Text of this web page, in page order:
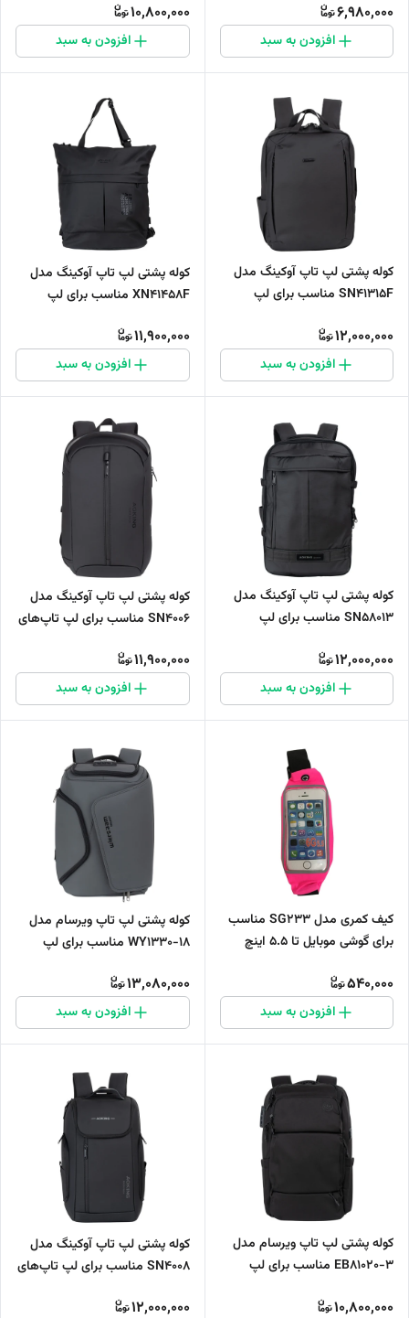
6,980,000
افزودن به سبد
10,800,000
افزودن به سبد
کوله پشتی لپ تاپ آوکینگ مدل
SN41315F مناسب برای لپ
12,000,000
افزودن به سبد
کوله پشتی لپ تاپ آوکینگ مدل
XN41458F مناسب برای لپ
11,900,000
افزودن به سبد
کوله پشتی لپ تاپ آوکینگ مدل
SN58013 مناسب برای لپ
12,000,000
افزودن به سبد
کوله پشتی لپ تاپ آوکینگ مدل
SN4006 مناسب برای لپ تاپ‌های
11,900,000
افزودن به سبد
کیف کمری مدل SG233 مناسب
برای گوشی موبایل تا 5.5 اینچ
540,000
افزودن به سبد
کوله پشتی لپ تاپ ویرسام مدل
WY1330-18 مناسب برای لپ
13,080,000
افزودن به سبد
کوله پشتی لپ تاپ ویرسام مدل
EB81020-3 مناسب برای لپ
10,800,000
کوله پشتی لپ تاپ آوکینگ مدل
SN4008 مناسب برای لپ تاپ‌های
12,000,000